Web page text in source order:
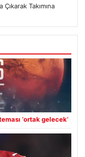
Takımına
‘ortak gelecek’